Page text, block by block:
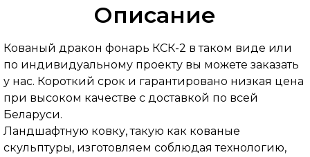
Описание
Кованый дракон фонарь КСК-2 в таком виде или
по индивидуальному проекту вы можете заказать
у нас. Короткий срок и гарантировано низкая цена
при высоком качестве с доставкой по всей
Беларуси.
Ландшафтную ковку, такую как кованые
скульптуры, изготовляем соблюдая технологию,